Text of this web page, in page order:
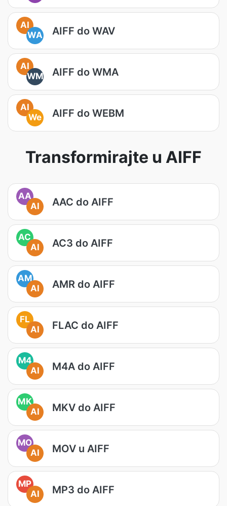
AI
WA
AIFF do WAV
AI
WM
AIFF do WMA
AI
We
AIFF do WEBM
Transformirajte u AIFF
AA
AI
AAC do AIFF
AC
AI
AC3 do AIFF
AM
AI
AMR do AIFF
FL
AI
FLAC do AIFF
M4
AI
M4A do AIFF
MK
AI
MKV do AIFF
MO
AI
MOV u AIFF
MP
AI
MP3 do AIFF